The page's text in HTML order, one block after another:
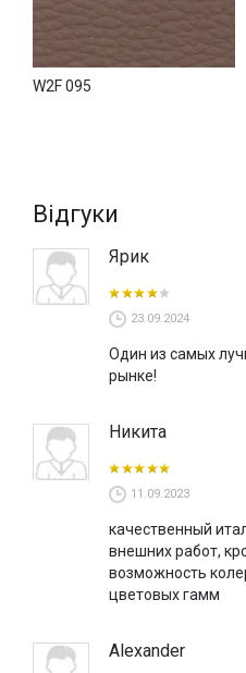
W2F 095
Відгуки
Ярик
23.09.2024
Один из самых
рынке!
Никита
11.09.2023
качественный
внешних работ,
возможность
цветовых гамм
Alexander